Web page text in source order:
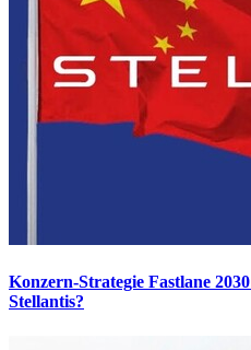
Konzern-Strategie Fastlane 2030
Stellantis?